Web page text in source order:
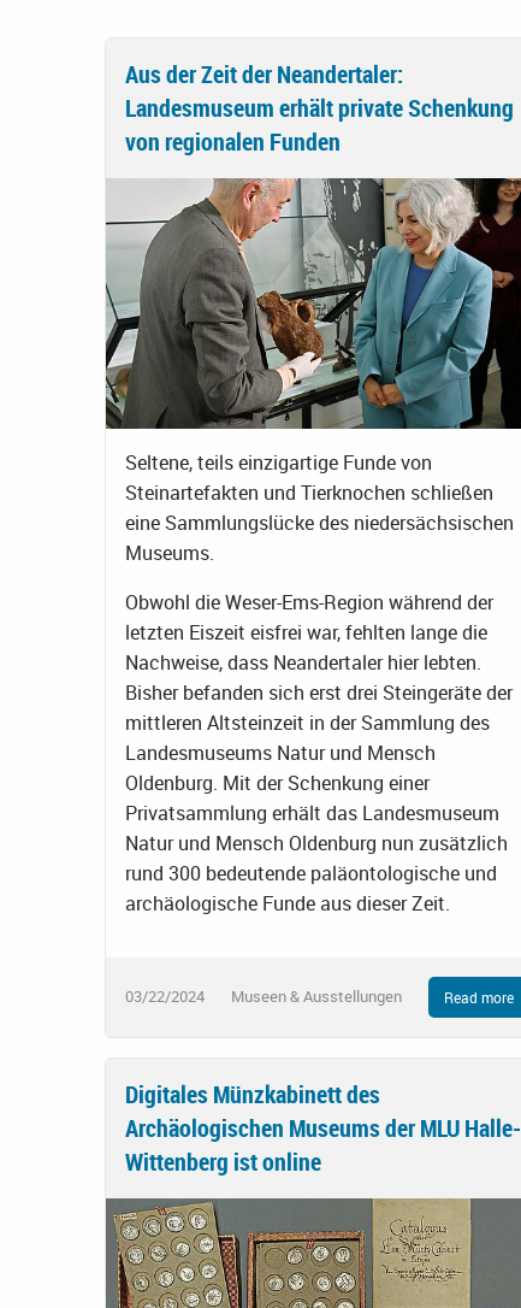
Aus der Zeit der Neandertaler:
Landesmuseum erhält private Schenkung
von regionalen Funden
Seltene, teils einzigartige Funde von
Steinartefakten und Tierknochen schließen
eine Sammlungslücke des niedersächsischen
Museums.
Obwohl die Weser-Ems-Region während der
letzten Eiszeit eisfrei war, fehlten lange die
Nachweise, dass Neandertaler hier lebten.
Bisher befanden sich erst drei Steingeräte der
mittleren Altsteinzeit in der Sammlung des
Landesmuseums Natur und Mensch
Oldenburg. Mit der Schenkung einer
Privatsammlung erhält das Landesmuseum
Natur und Mensch Oldenburg nun zusätzlich
rund 300 bedeutende paläontologische und
archäologische Funde aus dieser Zeit.
03/22/2024 Museen & Ausstellungen Read more
Digitales Münzkabinett des
Archäologischen Museums der MLU Halle-
Wittenberg ist online